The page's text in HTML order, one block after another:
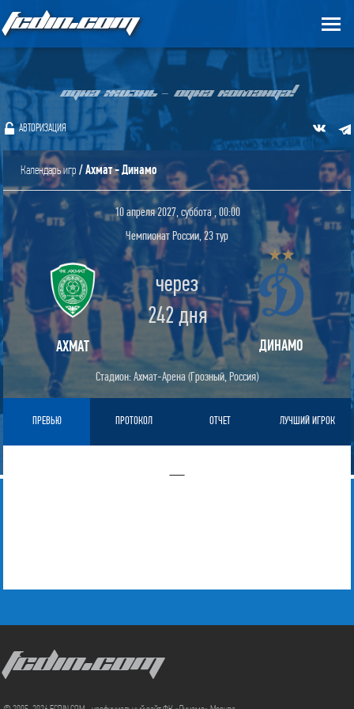
FCDIN.COM
ОДНА ЖИЗНЬ – ОДНА КОМАНДА!
АВТОРИЗАЦИЯ
Календарь игр / Ахмат - Динамо
10 апреля 2027, суббота , 00:00
Чемпионат России, 23 тур
АХМАТ
через
242 дня
ДИНАМО
Стадион: Ахмат-Арена (Грозный, Россия)
ПРЕВЬЮ ПРОТОКОЛ ОТЧЕТ ЛУЧШИЙ ИГРОК
—
FCDIN.COM